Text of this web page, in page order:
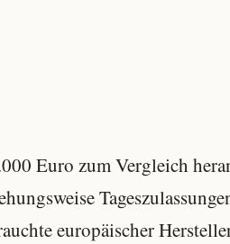
Euro zum Vergleich
europäischer